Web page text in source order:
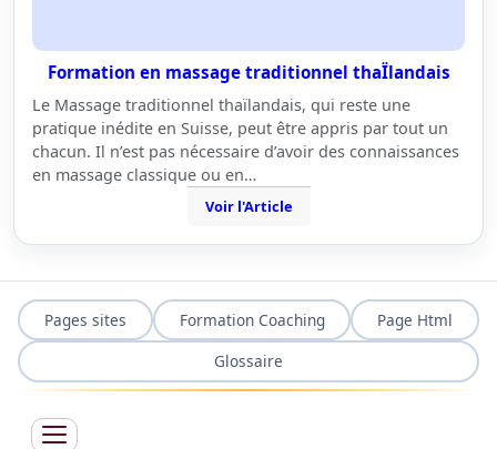
Formation en massage traditionnel thaÏlandais
Le Massage traditionnel thaïlandais, qui reste une
pratique inédite en Suisse, peut être appris par tout un
chacun. Il n’est pas nécessaire d’avoir des connaissances
en massage classique ou en…
Voir l'Article
Pages sites Formation Coaching
Page Html
Glossaire